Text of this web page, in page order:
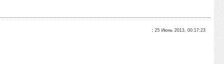
:25 Июнь 2013, 00:17:23